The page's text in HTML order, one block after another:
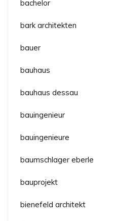
bachelor
bark architekten
bauer
bauhaus
bauhaus dessau
bauingenieur
bauingenieure
baumschlager eberle
bauprojekt
bienefeld architekt